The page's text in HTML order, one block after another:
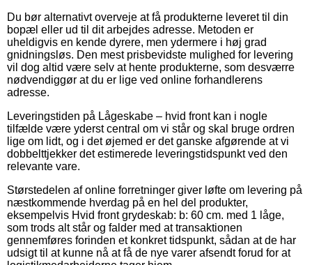
Du bør alternativt overveje at få produkterne leveret til din
bopæl eller ud til dit arbejdes adresse. Metoden er
uheldigvis en kende dyrere, men ydermere i høj grad
gnidningsløs. Den mest prisbevidste mulighed for levering
vil dog altid være selv at hente produkterne, som desværre
nødvendiggør at du er lige ved online forhandlerens
adresse.
Leveringstiden på Lågeskabe – hvid front kan i nogle
tilfælde være yderst central om vi står og skal bruge ordren
lige om lidt, og i det øjemed er det ganske afgørende at vi
dobbelttjekker det estimerede leveringstidspunkt ved den
relevante vare.
Størstedelen af online forretninger giver løfte om levering på
næstkommende hverdag på en hel del produkter,
eksempelvis Hvid front grydeskab: b: 60 cm. med 1 låge,
som trods alt står og falder med at transaktionen
gennemføres forinden et konkret tidspunkt, sådan at de har
udsigt til at kunne nå at få de nye varer afsendt forud for at